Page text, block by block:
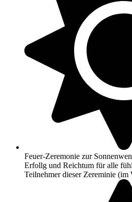
Feuer-Zeremonie zur
Erfollg und Reichtum für alle
Teilnehmer dieser Zereminie (im